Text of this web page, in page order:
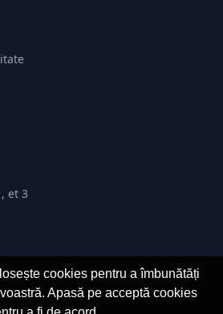
et 3
cookies pentru a îmbunătăți
Apasă pe acceptă cookies